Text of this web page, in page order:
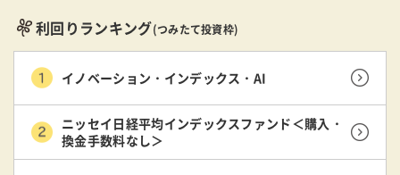
利回りランキング(つみたて投資枠)
イノベーション・インデックス・AI
ニッセイ日経平均インデックスファンド＜購入・
換金手数料なし＞